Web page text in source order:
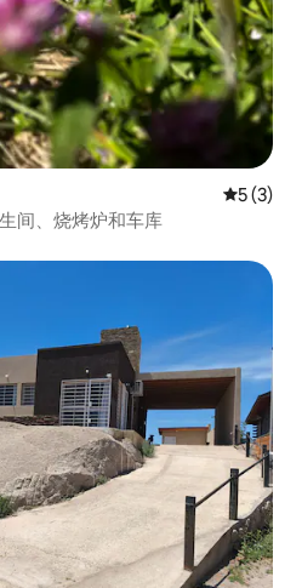
平均评分
5 (3)
间、烧烤炉和车库